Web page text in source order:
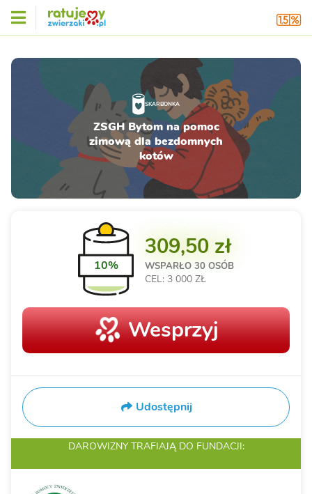
SKARBONKA
ZSGH Bytom na pomoc
zimową dla bezdomnych
kotów
10%
309,50 zł
WSPARŁO 30 OSÓB
CEL: 3 000 ZŁ
Wesprzyj
Udostępnij
DAROWIZNY TRAFIAJĄ DO FUNDACJI: